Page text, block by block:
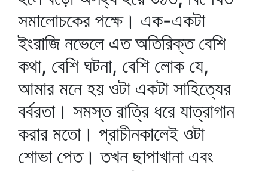
সমালোচকের পক্ষে। এক-একটা
ইংরাজি নভেলে এত অতিরিক্ত বেশি
কথা, বেশি ঘটনা, বেশি লোক যে,
আমার মনে হয় ওটা একটা সাহিত্যের
বর্বরতা। সমস্ত রাত্রি ধরে যাত্রাগান
করার মতো। প্রাচীনকালেই ওটা
শোভা পেত। তখন ছাপাখানা এবং